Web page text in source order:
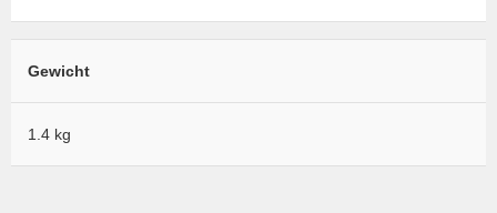
Gewicht
1.4 kg